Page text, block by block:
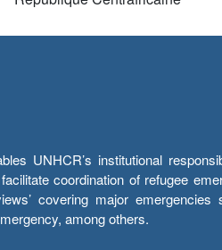
UNHCR’s institutional
coordination of refugee
covering major
among others.